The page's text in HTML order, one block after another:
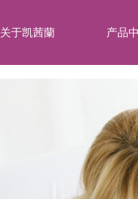
关于凯茜蘭 产品